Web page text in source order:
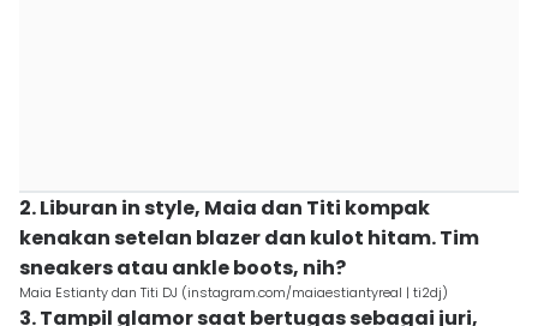
2. Liburan in style, Maia dan Titi kompak
kenakan setelan blazer dan kulot hitam. Tim
sneakers atau ankle boots, nih?
Maia Estianty dan Titi DJ (instagram.com/maiaestiantyreal | ti2dj)
3. Tampil glamor saat bertugas sebagai juri,